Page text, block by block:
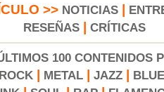
>> NOTICIAS|
RESEÑAS| CRÍTICAS
100 CONTENIDOS
ROCK METAL JAZZ